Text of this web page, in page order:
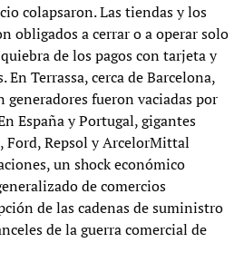
colapsaron. Las tiendas y los
obligados a cerrar o a operar solo
de los pagos con tarjeta y
Terrassa, cerca de Barcelona,
generadores fueron vaciadas por
España y Portugal, gigantes
Ford, Repsol y ArcelorMittal
un shock económico
de comercios
de las cadenas de suministro
de la guerra comercial de